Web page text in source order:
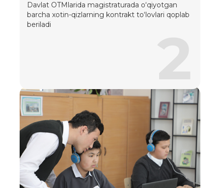
Davlat OTMlarida magistraturada o‘qiyotgan
barcha xotin-qizlarning kontrakt to‘lovlari qoplab
beriladi